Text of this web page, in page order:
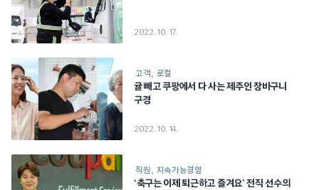
2022. 10. 17.
고객 로컬
귤 빼고 쿠팡에서 다 사는 제주인 장바구니
구경
2022. 10. 14.
직원 지속가능경영
‘축구는 이제 퇴근하고 즐겨요’ 전직 선수의